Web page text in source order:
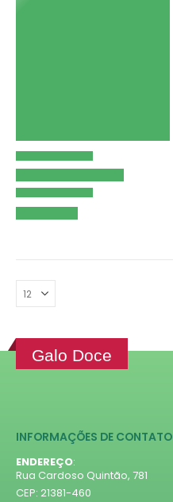
Galo Doce
INFORMAÇÕES DE CONTATO
ENDEREÇO:
Rua Cardoso Quintão, 781
CEP: 21381-460